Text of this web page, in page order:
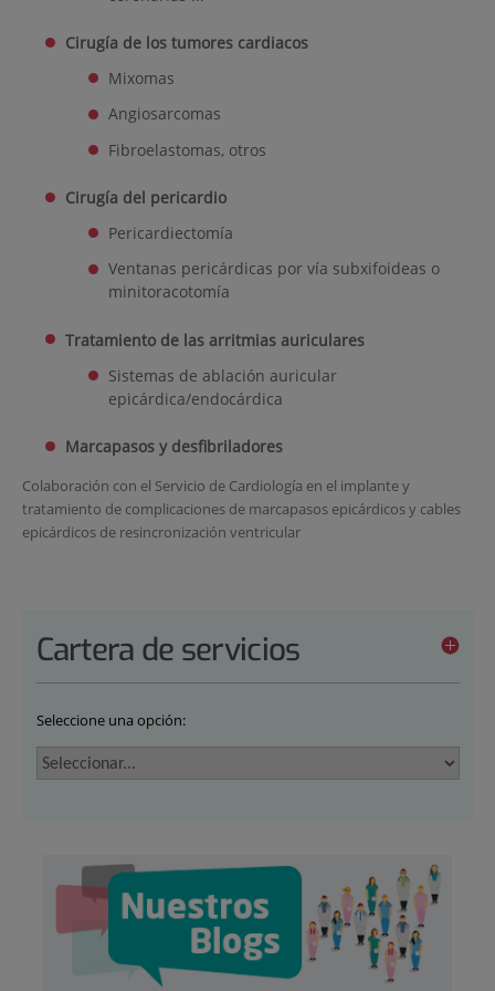
Cirugía de los tumores cardiacos
Mixomas
Angiosarcomas
Fibroelastomas, otros
Cirugía del pericardio
Pericardiectomía
Ventanas pericárdicas por vía subxifoideas o
minitoracotomía
Tratamiento de las arritmias auriculares
Sistemas de ablación auricular
epicárdica/endocárdica
Marcapasos y desfibriladores
Colaboración con el Servicio de Cardiología en el implante y
tratamiento de complicaciones de marcapasos epicárdicos y cables
epicárdicos de resincronización ventricular
Cartera de servicios
Seleccione una opción: